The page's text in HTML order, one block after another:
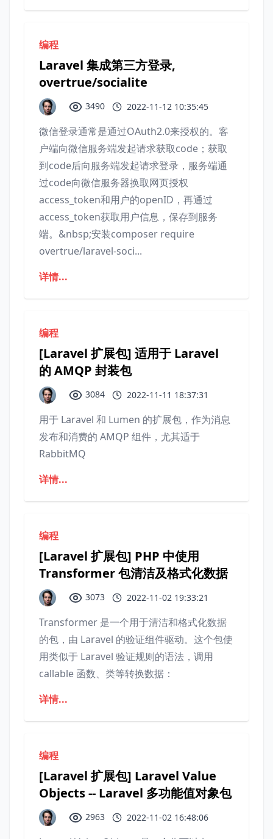
编程
Laravel 集成第三方登录,
overtrue/socialite
3490 2022-11-12 10:35:45
微信登录通常是通过OAuth2.0来授权的。客
户端向微信服务端发起请求获取code；获取
到code后向服务端发起请求登录，服务端通
过code向微信服务器换取网页授权
access_token和用户的openID，再通过
access_token获取用户信息，保存到服务
端。&nbsp;安装composer require
overtrue/laravel-soci...
详情...
编程
[Laravel 扩展包] 适用于 Laravel
的 AMQP 封装包
3084 2022-11-11 18:37:31
用于 Laravel 和 Lumen 的扩展包，作为消息
发布和消费的 AMQP 组件，尤其适于
RabbitMQ
详情...
编程
[Laravel 扩展包] PHP 中使用
Transformer 包清洁及格式化数据
3073 2022-11-02 19:33:21
Transformer 是一个用于清洁和格式化数据
的包，由 Laravel 的验证组件驱动。这个包使
用类似于 Laravel 验证规则的语法，调用
callable 函数、类等转换数据：
详情...
编程
[Laravel 扩展包] Laravel Value
Objects -- Laravel 多功能值对象包
2963 2022-11-02 16:48:06